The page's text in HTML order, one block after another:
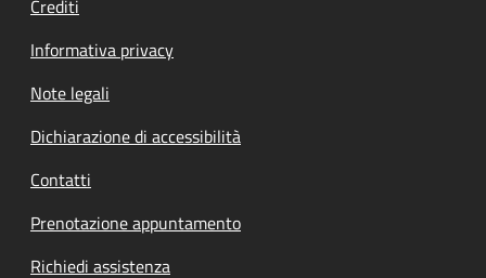
Crediti
Informativa privacy
Note legali
Dichiarazione di accessibilità
Contatti
Prenotazione appuntamento
Richiedi assistenza